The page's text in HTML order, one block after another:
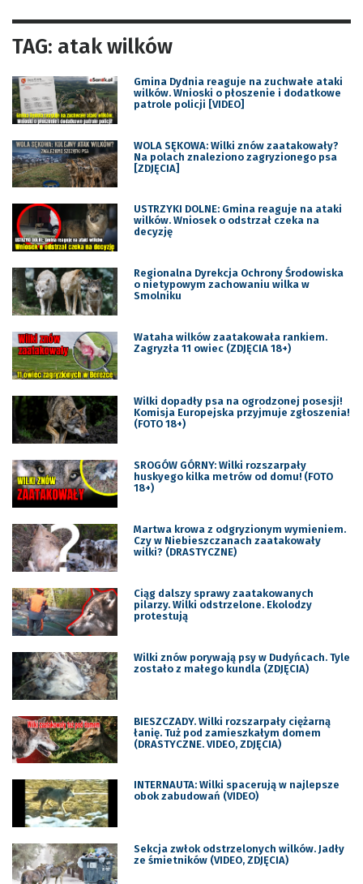
TAG: atak wilków
Gmina Dydnia reaguje na zuchwałe ataki
wilków. Wnioski o płoszenie i dodatkowe
patrole policji [VIDEO]
WOLA SĘKOWA: Wilki znów zaatakowały?
Na polach znaleziono zagryzionego psa
[ZDJĘCIA]
USTRZYKI DOLNE: Gmina reaguje na ataki
wilków. Wniosek o odstrzał czeka na
decyzję
Regionalna Dyrekcja Ochrony Środowiska
o nietypowym zachowaniu wilka w
Smolniku
Wataha wilków zaatakowała rankiem.
Zagryzła 11 owiec (ZDJĘCIA 18+)
Wilki dopadły psa na ogrodzonej posesji!
Komisja Europejska przyjmuje zgłoszenia!
(FOTO 18+)
SROGÓW GÓRNY: Wilki rozszarpały
huskyego kilka metrów od domu! (FOTO
18+)
Martwa krowa z odgryzionym wymieniem.
Czy w Niebieszczanach zaatakowały
wilki? (DRASTYCZNE)
Ciąg dalszy sprawy zaatakowanych
pilarzy. Wilki odstrzelone. Ekolodzy
protestują
Wilki znów porywają psy w Dudyńcach. Tyle
zostało z małego kundla (ZDJĘCIA)
BIESZCZADY. Wilki rozszarpały ciężarną
łanię. Tuż pod zamieszkałym domem
(DRASTYCZNE. VIDEO, ZDJĘCIA)
INTERNAUTA: Wilki spacerują w najlepsze
obok zabudowań (VIDEO)
Sekcja zwłok odstrzelonych wilków. Jadły
ze śmietników (VIDEO, ZDJĘCIA)